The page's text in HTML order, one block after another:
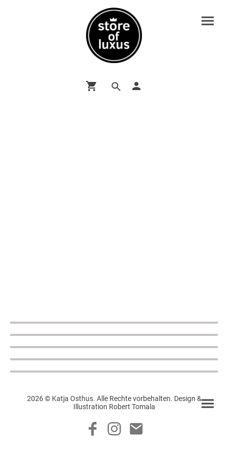
2026 © Katja Osthus. Alle Rechte vorbehalten. Design &
Illustration Robert Tomala